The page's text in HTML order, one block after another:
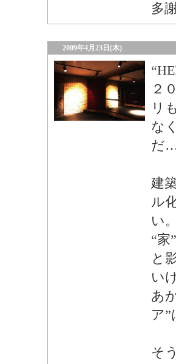
多
2009年4月23日(木)
２
リ
な
だ
建
ル
い。
“家
と
い
あ
ア
そ